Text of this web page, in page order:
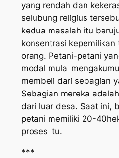
yang rendah dan
selubung religius
kedua masalah itu
konsentrasi
orang. Petani-petani
modal mulai
membeli dari sebagian
Sebagian mereka
dari luar desa. Saat ini,
petani memiliki 20-
proses itu.
***